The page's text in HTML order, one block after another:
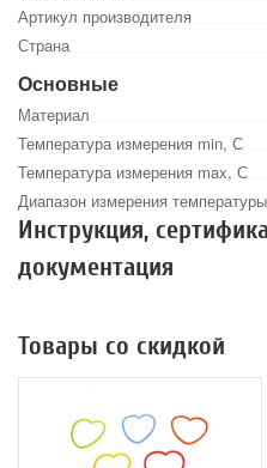
Артикул производителя
Страна
Основные
Материал
Температура измерения min, С
Температура измерения max, С
Диапазон измерения
Инструкция,
документация
Товары со скидкой